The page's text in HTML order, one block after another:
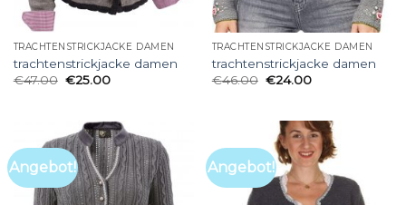
TRACHTENSTRICKJACKE DAMEN
trachtenstrickjacke damen
€47.00 €25.00
TRACHTENSTRICKJACKE DAMEN
trachtenstrickjacke damen
€46.00 €24.00
Angebot! Angebot!